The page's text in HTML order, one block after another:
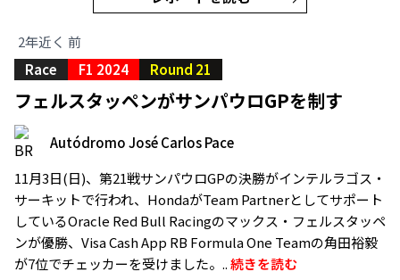
2年近く 前
Race
F1 2024 Round 21
フェルスタッペンがサンパウロGPを制す
Autódromo José Carlos Pace
11月3日(日)、第21戦サンパウロGPの決勝がインテルラゴス・
サーキットで行われ、HondaがTeam Partnerとしてサポート
しているOracle Red Bull Racingのマックス・フェルスタッペ
ンが優勝、Visa Cash App RB Formula One Teamの角田裕毅
が7位でチェッカーを受けました。..続きを読む